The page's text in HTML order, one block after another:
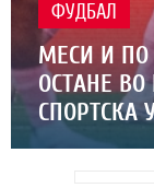
ФУДБАЛ
МЕСИ И ПО
ОСТАНЕ
СПОРТСКА